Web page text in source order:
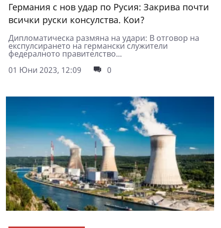
Германия с нов удар по Русия: Закрива почти
всички руски консулства. Кои?
Дипломатическа размяна на удари: В отговор на
експулсирането на германски служители
федералното правителство...
01 Юни 2023, 12:09
0